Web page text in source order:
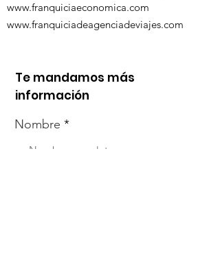
www.franquiciaeconomica.com
www.franquiciadeagenciadeviajes.com
Te mandamos más
información
Nombre